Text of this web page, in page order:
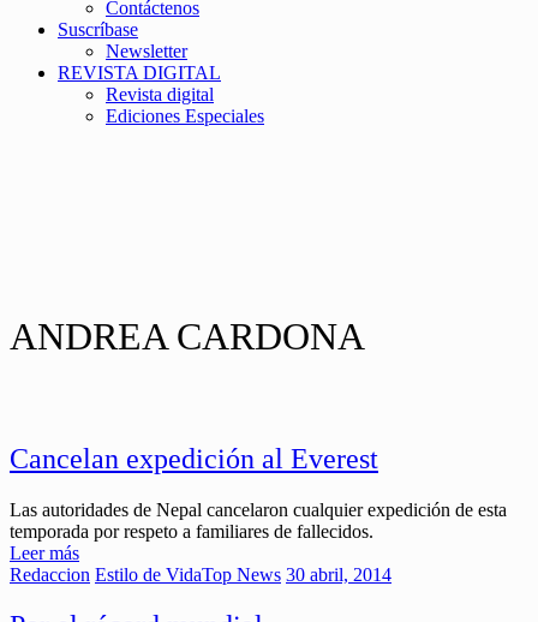
Contáctenos
Suscríbase
Newsletter
REVISTA DIGITAL
Revista digital
Ediciones Especiales
ANDREA CARDONA
Cancelan expedición al Everest
Las autoridades de Nepal cancelaron cualquier expedición de esta
temporada por respeto a familiares de fallecidos.
Leer más
Redaccion Estilo de VidaTop News 30 abril, 2014